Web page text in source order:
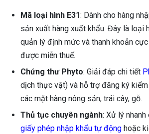
Mã loại hình E31: Dành cho hàng
sản xuất hàng xuất khẩu. Đây là loại
quản lý định mức và thanh khoản
được miễn thuế.
Chứng thư Phyto: Giải đáp chi tiết
dịch thực vật) và hỗ trợ đăng ký
các mặt hàng nông sản, trái cây, gỗ.
Thủ tục chuyên ngành: Xử lý
giấy phép nhập khẩu tự động hoặc